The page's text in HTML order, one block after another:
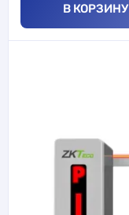
В КОРЗИНУ